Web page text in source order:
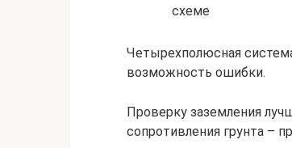
схеме
Четырехполюсная
возможность ошибки.
Проверку заземления
сопротивления грунта –